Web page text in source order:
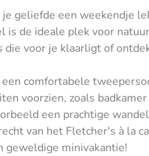
geliefde een weekendje
is de ideale plek voor
die voor je klaarligt of
comfortabele
voorzien, zoals
een prachtige
van het Fletcher's à la
geweldige minivakantie!